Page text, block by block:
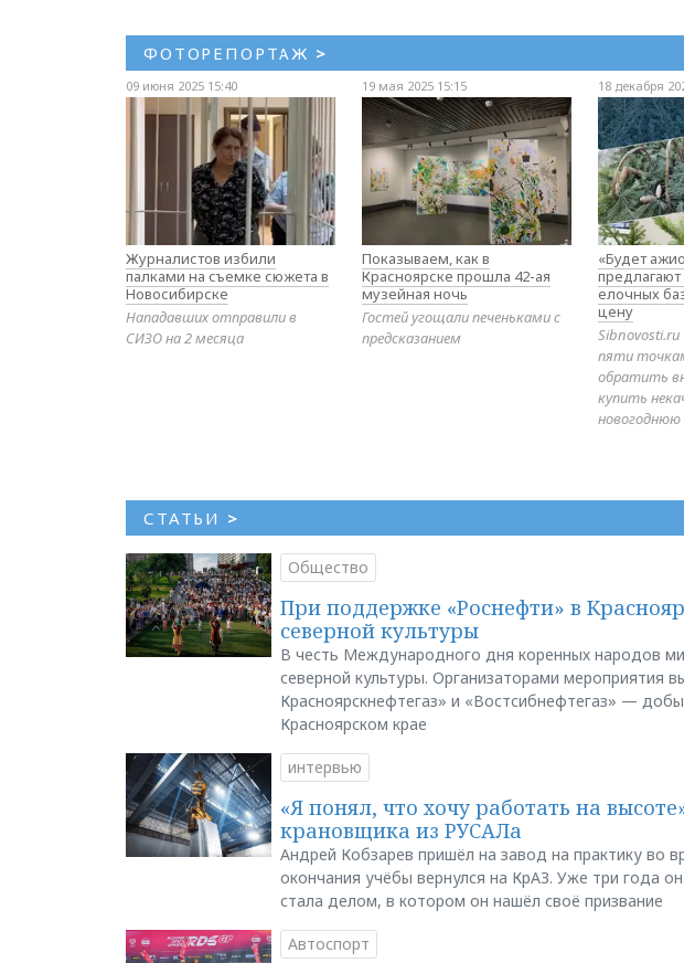
ФОТОРЕПОРТАЖ >
09 июня 2025 15:40
Журналистов избили
палками на съемке сюжета в
Новосибирске
Нападавших отправили в
СИЗО на 2 месяца
19 мая 2025 15:15
Показываем, как в
Красноярске прошла 42-ая
музейная ночь
Гостей угощали печеньками с
предсказанием
18 декабря
«Будет
елочных
цену
Sibnovosti.ru
пяти
обратить
купить
новогоднюю
СТАТЬИ >
Общество
При поддержке «Роснефти» в
северной культуры
В честь Международного дня коренных народов
северной культуры. Организаторами мероприятия
Красноярскнефтегаз» и «Востсибнефтегаз» —
Красноярском крае
интервью
«Я понял, что хочу работать на
крановщика из РУСАЛа
Андрей Кобзарев пришёл на завод на практику во
окончания учёбы вернулся на КрАЗ. Уже три года
стала делом, в котором он нашёл своё призвание
Автоспорт